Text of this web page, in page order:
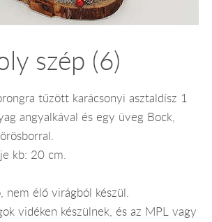
szép (6)
tűzött karácsonyi asztaldísz 1
angyalkával és egy üveg Bock,
kb: 20 cm.
nem élő virágból készül.
vidéken készülnek, és az MPL vagy